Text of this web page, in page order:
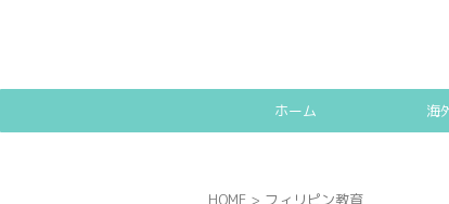
ホーム 海
HOME > フィリピン教育